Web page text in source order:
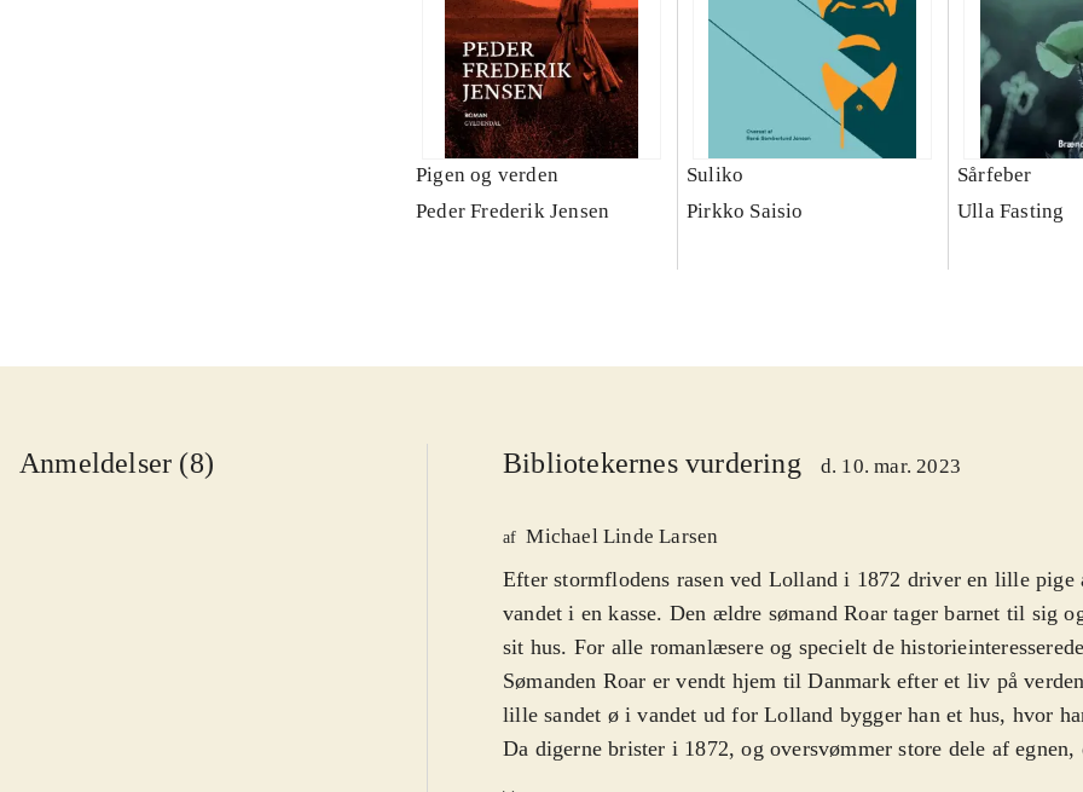
Pigen og verden
Peder Frederik Jensen
Suliko
Pirkko Saisio
Sårfeber
Ulla Fasting
Anmeldelser (8) Bibliotekernes vurdering d. 10. mar. 2023
af Michael Linde Larsen
Efter stormflodens rasen ved Lolland i 1872 driver en lille pige
vandet i en kasse. Den ældre sømand Roar tager barnet til sig
sit hus. For alle romanlæsere og specielt de historieinteresserede
Sømanden Roar er vendt hjem til Danmark efter et liv på
lille sandet ø i vandet ud for Lolland bygger han et hus, hvor
Da digerne brister i 1872, og oversvømmer store dele af